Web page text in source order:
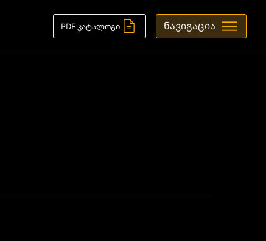
PDF კატალოგი ნავიგაცია